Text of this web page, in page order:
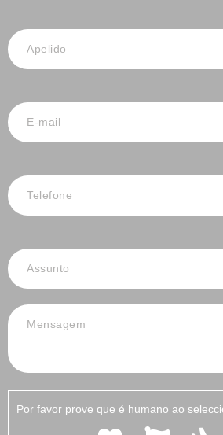
Por favor prove que é humano ao